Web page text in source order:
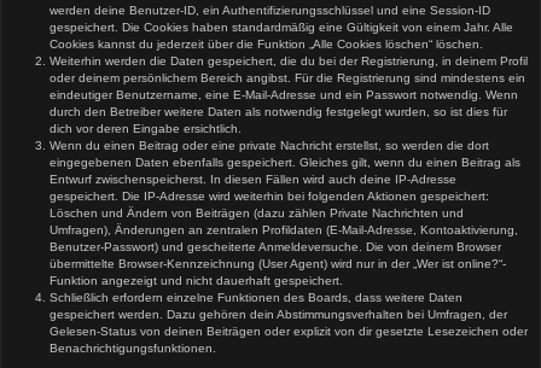
werden deine Benutzer-ID, ein Authentifizierungsschlüssel und eine Session-ID
gespeichert. Die Cookies haben standardmäßig eine Gültigkeit von einem Jahr. Alle
Cookies kannst du jederzeit über die Funktion „Alle Cookies löschen“ löschen.
Weiterhin werden die Daten gespeichert, die du bei der Registrierung, in deinem Profil
oder deinem persönlichem Bereich angibst. Für die Registrierung sind mindestens ein
eindeutiger Benutzername, eine E-Mail-Adresse und ein Passwort notwendig. Wenn
durch den Betreiber weitere Daten als notwendig festgelegt wurden, so ist dies für
dich vor deren Eingabe ersichtlich.
Wenn du einen Beitrag oder eine private Nachricht erstellst, so werden die dort
eingegebenen Daten ebenfalls gespeichert. Gleiches gilt, wenn du einen Beitrag als
Entwurf zwischenspeicherst. In diesen Fällen wird auch deine IP-Adresse
gespeichert. Die IP-Adresse wird weiterhin bei folgenden Aktionen gespeichert:
Löschen und Ändern von Beiträgen (dazu zählen Private Nachrichten und
Umfragen), Änderungen an zentralen Profildaten (E-Mail-Adresse, Kontoaktivierung,
Benutzer-Passwort) und gescheiterte Anmeldeversuche. Die von deinem Browser
übermittelte Browser-Kennzeichnung (User Agent) wird nur in der „Wer ist online?“-
Funktion angezeigt und nicht dauerhaft gespeichert.
Schließlich erfordern einzelne Funktionen des Boards, dass weitere Daten
gespeichert werden. Dazu gehören dein Abstimmungsverhalten bei Umfragen, der
Gelesen-Status von deinen Beiträgen oder explizit von dir gesetzte Lesezeichen oder
Benachrichtigungsfunktionen.